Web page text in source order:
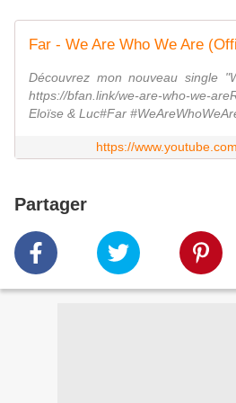
Far - We Are Who We Are
Découvrez mon nouveau single
https://bfan.link/we-are-who-we-
Eloïse & Luc#Far
https://
Partager